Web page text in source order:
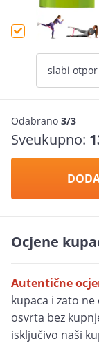
Odabrano 3/3
Sveukupno:
Ocjene
Autentične
kupaca i zato
osvrta bez
isključivo naši